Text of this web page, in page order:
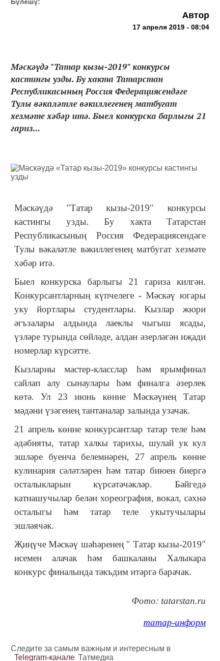
Автор
17 апреля 2019 - 08:04
Мәскәүдә "Татар кызы-2019" конкурсы
кастингы узды. Бу хакта Татарстан
Республикасының Россия Федерациясендәге
Тулы вәкаләтле вәкиллегенең матбугат
хезмәте хәбәр итә. Быел конкурска барлыгы 21
гариз...
Мәскәүдә "Татар кызы-2019" конкурсы
кастингы узды. Бу хакта Татарстан
Республикасының Россия Федерациясендәге
Тулы вәкаләтле вәкиллегенең матбугат хезмәте
хәбәр итә.
Быел конкурска барлыгы 21 гариза килгән.
Конкурсантларның күпчелеге - Мәскәү югары
уку йортлары студентлары. Кызлар жюри
әгъзалары алдында лаеклы чыгыш ясады,
үзләре турында сөйләде, алдан әзерләгән иҗади
номерлар күрсәтте.
Кызларны мастер-класслар һәм ярымфинал
сайлап алу сынаулары һәм финалга әзерлек
көтә. Ул 23 июнь көнне Мәскәүнең Татар
мәдәни үзәгенең тантаналар залында узачак.
21 апрель көнне конкурсантлар татар теле һәм
әдәбияты, татар халкы тарихы, шулай ук кул
эшләре буенча белемнәрен, 27 апрель көнне
кулинария сәләтләрен һәм татар биюен биергә
осталыкларын күрсәтәчәкләр. Бәйгедә
катнашучылар белән хореография, вокал, сәхнә
осталыгы һәм татар теле укытучылары
эшләячәк.
Җиңүче Мәскәү шәһәренең " Татар кызы-2019"
исемен алачак һәм башкаланы Халыкара
конкурс финалында тәкъдим итәргә барачак.
Фото: tatarstan.ru
татар-информ
Следите за самым важным и интересным в
Telegram-канале Татмедиа